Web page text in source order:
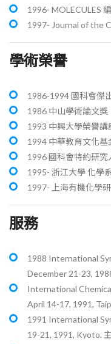
1996- MOLECULES
1997- Journal of the
學術榮譽
1986-1994 國科會傑
1986 中山學術論文獎
1993 中興大學榮譽講
1994 中華教育文化
1996 國科會特約研究
1995- 浙江大學 化學
1997- 上海有機化學
服務
1988 International
December 21-23,
International
April 14-17, 1991,
1991 International
19-21, 1991, Kyoto.